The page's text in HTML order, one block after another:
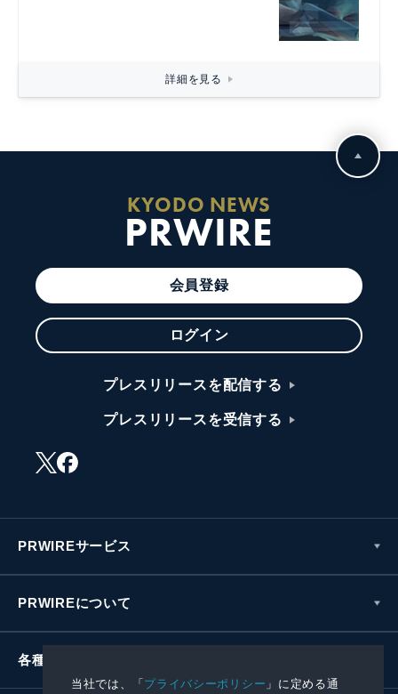
当社では、「プライバシーポリシー 」に定める通
詳細を見る
KYODO NEWS
PRWIRE
会員登録
ログイン
プレスリリースを配信する
プレスリリースを受信する
PRWIREサービス
PRWIREについて
各種お問い合わせ